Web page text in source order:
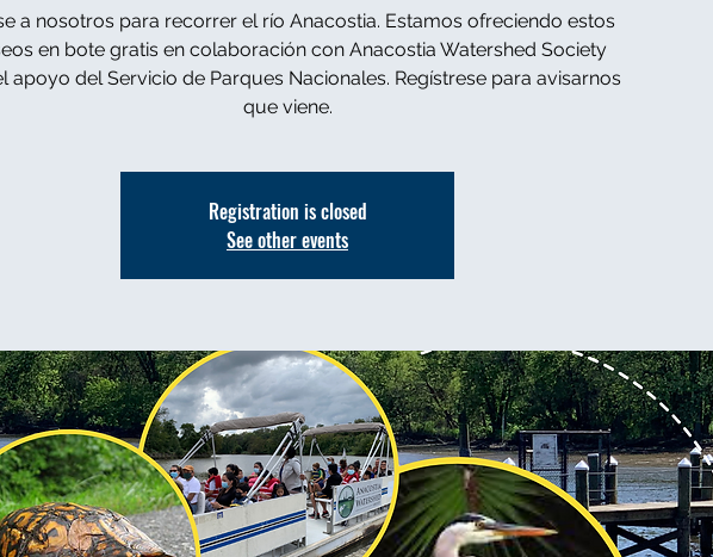
a nosotros para recorrer el río Anacostia. Estamos ofreciendo estos
en bote gratis en colaboración con Anacostia Watershed Society
apoyo del Servicio de Parques Nacionales. Regístrese para avisarnos
que viene.
Registration is closed
See other events